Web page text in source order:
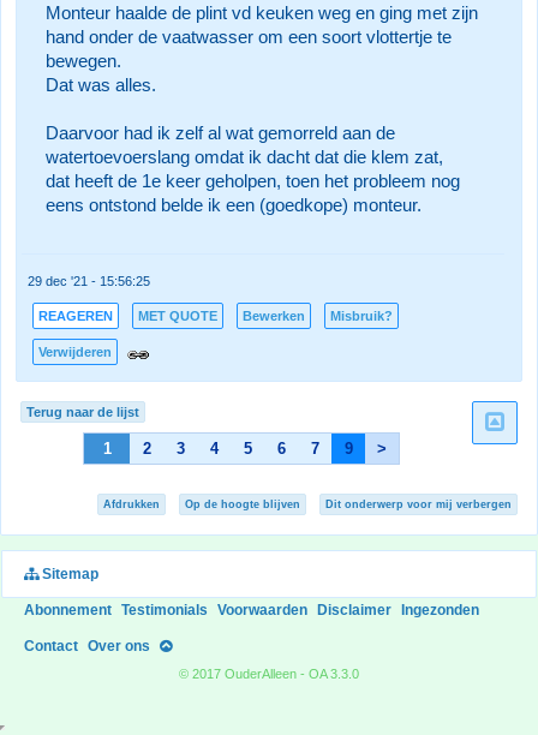
Monteur haalde de plint vd keuken weg en ging met zijn
hand onder de vaatwasser om een soort vlottertje te
bewegen.
Dat was alles.
Daarvoor had ik zelf al wat gemorreld aan de
watertoevoerslang omdat ik dacht dat die klem zat,
dat heeft de 1e keer geholpen, toen het probleem nog
eens ontstond belde ik een (goedkope) monteur.
29 dec '21 - 15:56:25
REAGEREN MET QUOTE Bewerken Misbruik?
Verwijderen
Terug naar de lijst
1 2 3 4 5 6 7 9 >
Afdrukken Op de hoogte blijven Dit onderwerp voor mij verbergen
Sitemap
Abonnement Testimonials Voorwaarden Disclaimer Ingezonden
Contact Over ons
© 2017 OuderAlleen - OA 3.3.0